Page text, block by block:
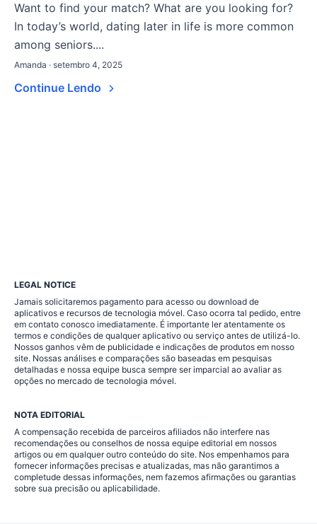
Want to find your match? What are you looking for?
In today’s world, dating later in life is more common
among seniors....
Amanda · setembro 4, 2025
Continue Lendo
LEGAL NOTICE
Jamais solicitaremos pagamento para acesso ou download de
aplicativos e recursos de tecnologia móvel. Caso ocorra tal pedido, entre
em contato conosco imediatamente. É importante ler atentamente os
termos e condições de qualquer aplicativo ou serviço antes de utilizá-lo.
Nossos ganhos vêm de publicidade e indicações de produtos em nosso
site. Nossas análises e comparações são baseadas em pesquisas
detalhadas e nossa equipe busca sempre ser imparcial ao avaliar as
opções no mercado de tecnologia móvel.
NOTA EDITORIAL
A compensação recebida de parceiros afiliados não interfere nas
recomendações ou conselhos de nossa equipe editorial em nossos
artigos ou em qualquer outro conteúdo do site. Nos empenhamos para
fornecer informações precisas e atualizadas, mas não garantimos a
completude dessas informações, nem fazemos afirmações ou garantias
sobre sua precisão ou aplicabilidade.